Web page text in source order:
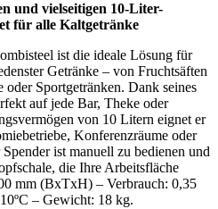
und vielseitigen 10-Liter-
für alle Kaltgetränke
ist die ideale Lösung für
Getränke – von Fruchtsäften
Sportgetränken. Dank seines
auf jede Bar, Theke oder
von 10 Litern eignet er
Konferenzräume oder
ist manuell zu bedienen und
die Ihre Arbeitsfläche
mm (BxTxH) – Verbrauch: 0,35
– Gewicht: 18 kg.